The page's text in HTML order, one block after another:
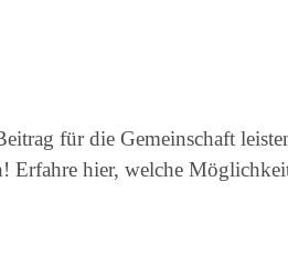
für die Gemeinschaft
Erfahre hier, welche